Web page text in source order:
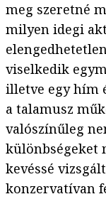
meg szeretné
milyen idegi
viselkedik
illetve egy hím
a talamusz
valószínűleg
különbségeket
kevéssé
konzervatívan